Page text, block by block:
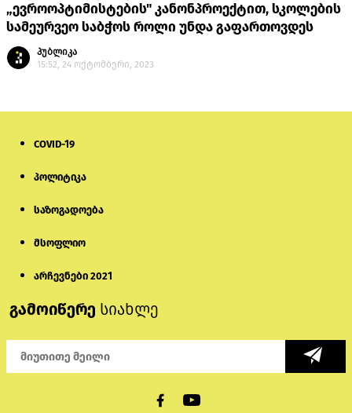
„ევროოპტიმისტების" კანონპროექტით, სკოლების
სამეურვეო საბჭოს როლი უნდა გაფართოვდეს
პუბლიკა
15:52, 24 ოქტომბერი, 2023
COVID-19
პოლიტიკა
საზოგადოება
მსოფლიო
არჩევნები 2021
გამოიწერე სიახლე